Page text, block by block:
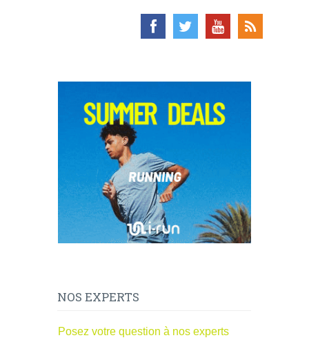
NOS EXPERTS
Posez votre question à nos experts